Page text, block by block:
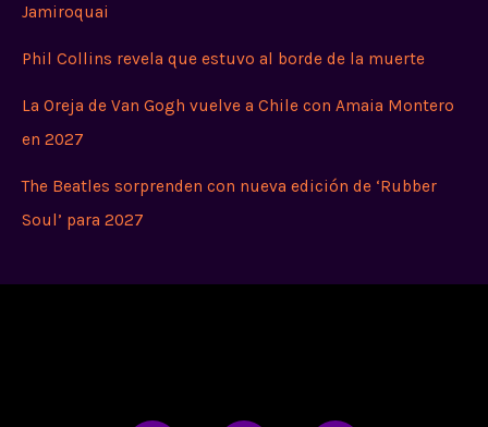
Jamiroquai
Phil Collins revela que estuvo al borde de la muerte
La Oreja de Van Gogh vuelve a Chile con Amaia Montero
en 2027
The Beatles sorprenden con nueva edición de ‘Rubber
Soul’ para 2027